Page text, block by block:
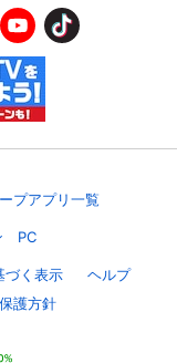
プアプリ一覧
PC
づく表示
ヘルプ
護方針